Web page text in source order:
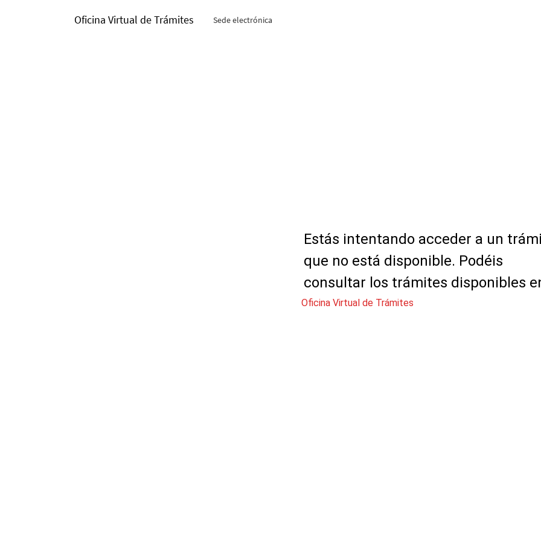
Oficina Virtual de Trámites Sede electrónica
Estás intentando acceder a un
que no está disponible. Podéis
consultar los trámites disponibles
Oficina Virtual de Trámites